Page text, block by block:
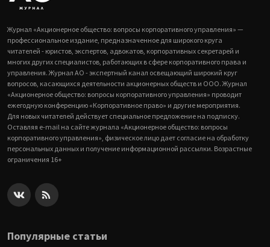
Журнал «Акционерное общество: вопросы корпоративного управления» —
профессиональное издание, предназначенное для широкого круга
читателей - юристов, экспертов, адвокатов, корпоративных секретарей и
многих других специалистов, работающих в сфере корпоративного права и
управления. Журнал АО - экспертный канал освещающий широкий круг
вопросов, касающихся деятельности акционерных обществ и ООО. Журнал
«Акционерное общество: вопросы корпоративного управления» проводит
ежегодную конференцию «Корпоративное право» и другие мероприятия.
Для новых читателей действует специальное предложение на подписку.
Оставляя e-mail на сайте журнала «Акционерное общество: вопросы
корпоративного управления», физическое лицо дает согласие на обработку
персональных данных и получение информационной рассылки. Возрастные
ограничения 16+
Популярные статьи